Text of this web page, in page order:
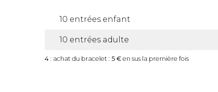
10 entrées enfant
10 entrées adulte
4 : achat du bracelet : 5 € en sus la première fois